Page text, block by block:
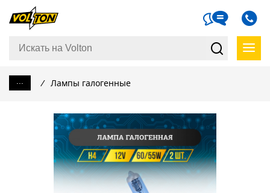
... / Лампы галогенные